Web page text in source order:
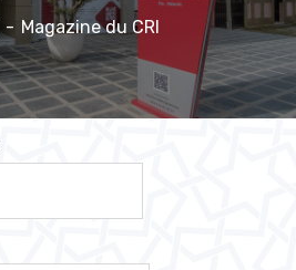
Magazine du CRI